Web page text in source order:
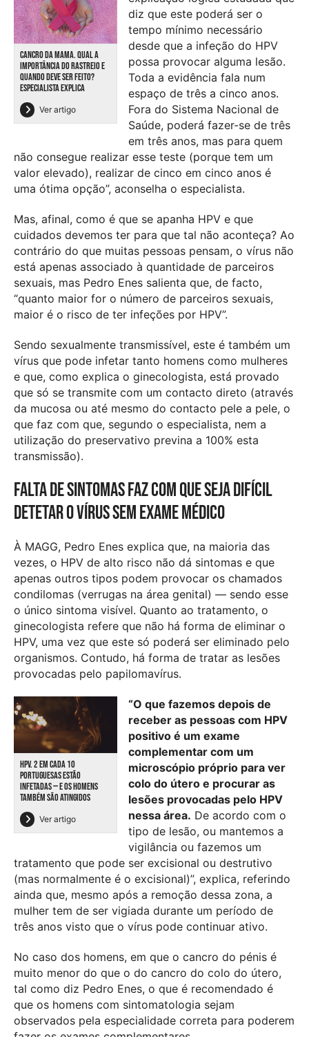
CANCRO DA MAMA. QUAL A
IMPORTÂNCIA DO RASTREIO E
QUANDO DEVE SER FEITO?
ESPECIALISTA EXPLICA
Ver artigo
diz que este poderá ser o
tempo mínimo necessário
desde que a infeção do HPV
possa provocar alguma lesão.
Toda a evidência fala num
espaço de três a cinco anos.
Fora do Sistema Nacional de
Saúde, poderá fazer-se de três
em três anos, mas para quem
não consegue realizar esse teste (porque tem um
valor elevado), realizar de cinco em cinco anos é
uma ótima opção”, aconselha o especialista.
Mas, afinal, como é que se apanha HPV e que
cuidados devemos ter para que tal não aconteça? Ao
contrário do que muitas pessoas pensam, o vírus não
está apenas associado à quantidade de parceiros
sexuais, mas Pedro Enes salienta que, de facto,
“quanto maior for o número de parceiros sexuais,
maior é o risco de ter infeções por HPV”.
Sendo sexualmente transmissível, este é também um
vírus que pode infetar tanto homens como mulheres
e que, como explica o ginecologista, está provado
que só se transmite com um contacto direto (através
da mucosa ou até mesmo do contacto pele a pele, o
que faz com que, segundo o especialista, nem a
utilização do preservativo previna a 100% esta
transmissão).
Falta de sintomas faz com que seja difícil
detetar o vírus sem exame médico
À MAGG, Pedro Enes explica que, na maioria das
vezes, o HPV de alto risco não dá sintomas e que
apenas outros tipos podem provocar os chamados
condilomas (verrugas na área genital) — sendo esse
o único sintoma visível. Quanto ao tratamento, o
ginecologista refere que não há forma de eliminar o
HPV, uma vez que este só poderá ser eliminado pelo
organismos. Contudo, há forma de tratar as lesões
provocadas pelo papilomavírus.
HPV. 2 EM CADA 10
PORTUGUESAS ESTÃO
INFETADAS — E OS HOMENS
TAMBÉM SÃO ATINGIDOS
Ver artigo
“O que fazemos depois de
receber as pessoas com HPV
positivo é um exame
complementar com um
microscópio próprio para ver
colo do útero e procurar as
lesões provocadas pelo HPV
nessa área. De acordo com o
tipo de lesão, ou mantemos a
vigilância ou fazemos um
tratamento que pode ser excisional ou destrutivo
(mas normalmente é o excisional)”, explica, referindo
ainda que, mesmo após a remoção dessa zona, a
mulher tem de ser vigiada durante um período de
três anos visto que o vírus pode continuar ativo.
No caso dos homens, em que o cancro do pénis é
muito menor do que o do cancro do colo do útero,
tal como diz Pedro Enes, o que é recomendado é
que os homens com sintomatologia sejam
observados pela especialidade correta para poderem